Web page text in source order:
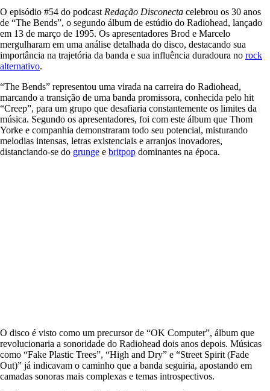
O episódio #54 do podcast Redação Disconecta celebrou os 30 anos
de “The Bends”, o segundo álbum de estúdio do Radiohead, lançado
em 13 de março de 1995. Os apresentadores Brod e Marcelo
mergulharam em uma análise detalhada do disco, destacando sua
importância na trajetória da banda e sua influência duradoura no rock
alternativo.
“The Bends” representou uma virada na carreira do Radiohead,
marcando a transição de uma banda promissora, conhecida pelo hit
“Creep”, para um grupo que desafiaria constantemente os limites da
música. Segundo os apresentadores, foi com este álbum que Thom
Yorke e companhia demonstraram todo seu potencial, misturando
melodias intensas, letras existenciais e arranjos inovadores,
distanciando-se do grunge e britpop dominantes na época.
O disco é visto como um precursor de “OK Computer”, álbum que
revolucionaria a sonoridade do Radiohead dois anos depois. Músicas
como “Fake Plastic Trees”, “High and Dry” e “Street Spirit (Fade
Out)” já indicavam o caminho que a banda seguiria, apostando em
camadas sonoras mais complexas e temas introspectivos.